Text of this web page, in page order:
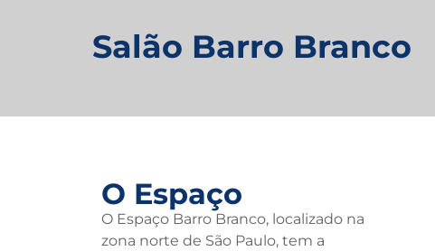
Salão Barro Branco
O Espaço
O Espaço Barro Branco, localizado na
zona norte de São Paulo, tem a